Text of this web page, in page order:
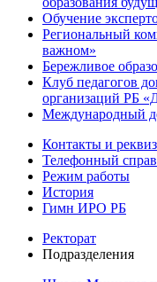
Обучение
Региональный
важном»
Бережливое
Клуб педагогов
организаций РБ
Международный
Контакты и
Телефонный
Режим работы
История
Гимн ИРО РБ
Ректорат
Подразделения